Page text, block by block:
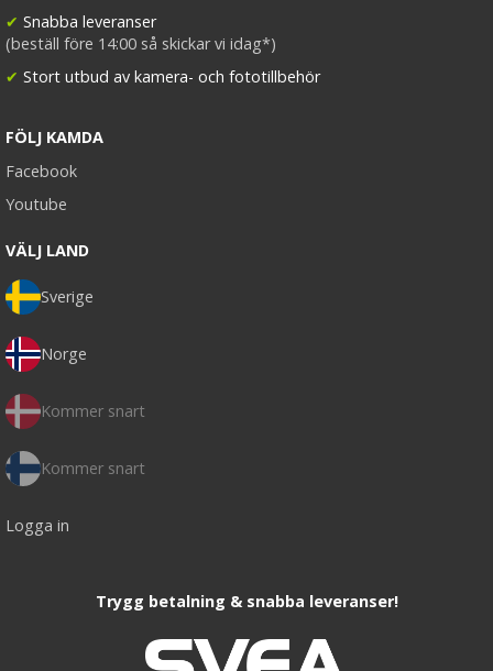
✔ Snabba leveranser
(beställ före 14:00 så skickar vi idag*)
✔ Stort utbud av kamera- och fototillbehör
FÖLJ KAMDA
Facebook
Youtube
VÄLJ LAND
Sverige
Norge
Kommer snart
Kommer snart
Logga in
Trygg betalning & snabba leveranser!